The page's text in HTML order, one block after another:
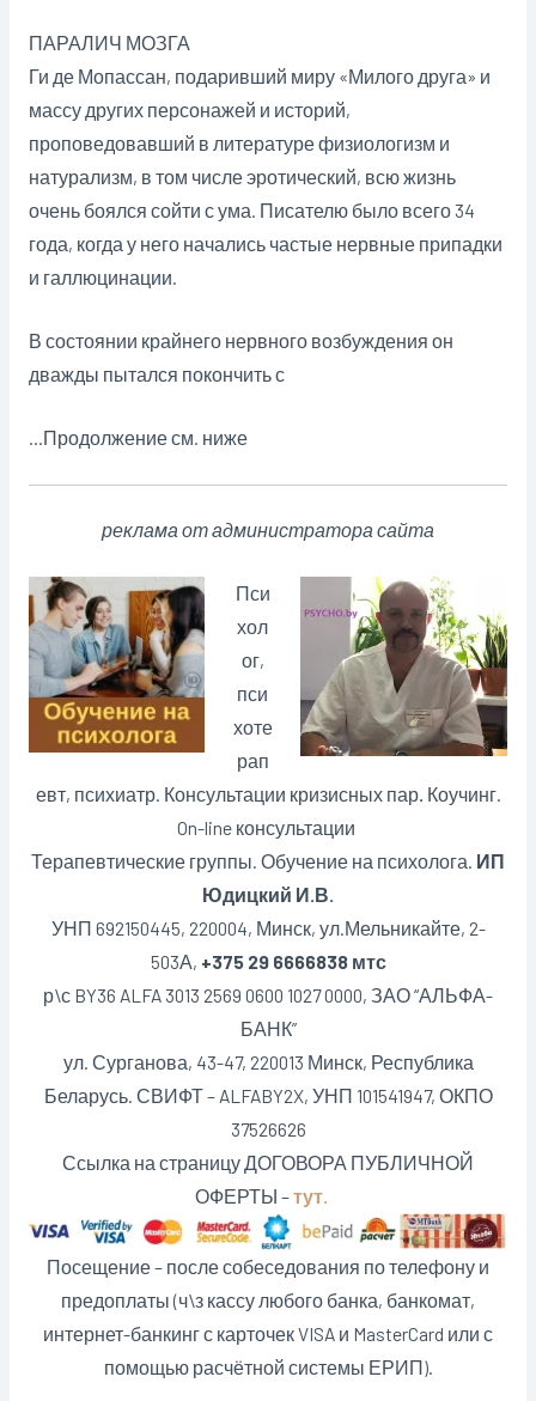
ПАРАЛИЧ МОЗГА
Ги де Мопассан, подаривший миру «Милого друга» и
массу других персонажей и историй,
проповедовавший в литературе физиологизм и
натурализм, в том числе эротический, всю жизнь
очень боялся сойти с ума. Писателю было всего 34
года, когда у него начались частые нервные припадки
и галлюцинации.
В состоянии крайнего нервного возбуждения он
дважды пытался покончить с
…Продолжение см. ниже
реклама от администратора сайта
Пси
хол
ог,
пси
хоте
рап
евт, психиатр. Консультации кризисных пар. Коучинг.
On-line консультации
Терапевтические группы. Обучение на психолога. ИП
Юдицкий И.В.
УНП 692150445, 220004, Минск, ул.Мельникайте, 2-
503А, +375 29 6666838 мтс
р\с BY36 ALFA 3013 2569 0600 1027 0000, ЗАО “АЛЬФА-
БАНК”
ул. Сурганова, 43-47, 220013 Минск, Республика
Беларусь. СВИФТ – ALFABY2X, УНП 101541947, ОКПО
37526626
Ссылка на страницу ДОГОВОРА ПУБЛИЧНОЙ
ОФЕРТЫ –тут.
Посещение – после собеседования по телефону и
предоплаты (ч\з кассу любого банка, банкомат,
интернет-банкинг с карточек VISA и MasterCard или с
помощью расчётной системы ЕРИП).